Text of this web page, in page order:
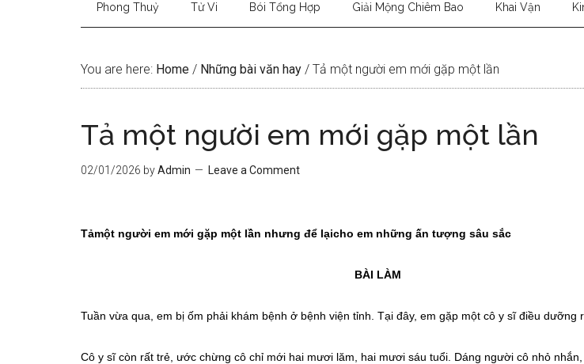
Phong Thuỷ Tử Vi Bói Tổng Hợp Giải Mộng Chiêm Bao Khai Vận
You are here: Home / Những bài văn hay / Tả một người em mới gặp một lần
Tả một người em mới gặp một lần
02/01/2026 byAdmin Leave a Comment
Tảmột người em mới gặp một lần nhưng để lạicho em những ấn tượng sâu sắc
BÀI LÀM
Tuần vừa qua, em bị ốm phải khám bệnh ở bệnh viện tỉnh. Tại đây, em gặp một cô y sĩ điều dưỡng
Cô y sĩ còn rất trẻ, ước chừng cô chỉ mới hai mươi lăm, hai mươi sáu tuổi. Dáng người cô nhỏ